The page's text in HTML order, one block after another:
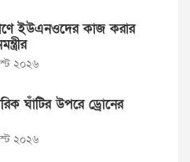
ইউএনওদের কাজ করার
২০২৬
ঘাঁটির উপরে ড্রোনের
২০২৬